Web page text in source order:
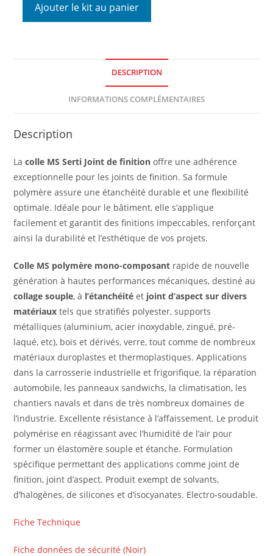
Ajouter le kit au panier
DESCRIPTION
INFORMATIONS COMPLÉMENTAIRES
Description
Lacolle MS Serti Joint de finition offre une adhérence
exceptionnelle pour les joints de finition. Sa formule
polymère assure une étanchéité durable et une flexibilité
optimale. Idéale pour le bâtiment, elle s’applique
facilement et garantit des finitions impeccables, renforçant
ainsi la durabilité et l’esthétique de vos projets.
Colle MS polymère mono-composant rapide de nouvelle
génération à hautes performances mécaniques, destiné au
collage souple, à l’étanchéité et joint d’aspect sur divers
matériaux tels que stratifiés polyester, supports
métalliques (aluminium, acier inoxydable, zingué, pré-
laqué, etc), bois et dérivés, verre, tout comme de nombreux
matériaux duroplastes et thermoplastiques. Applications
dans la carrosserie industrielle et frigorifique, la réparation
automobile, les panneaux sandwichs, la climatisation, les
chantiers navals et dans de très nombreux domaines de
l’industrie. Excellente résistance à l’affaissement. Le produit
polymérise en réagissant avec l’humidité de l’air pour
former un élastomère souple et étanche. Formulation
spécifique permettant des applications comme joint de
finition, joint d’aspect. Produit exempt de solvants,
d’halogènes, de silicones et d’isocyanates. Electro-soudable.
Fiche Technique
Fiche données de sécurité (Noir)